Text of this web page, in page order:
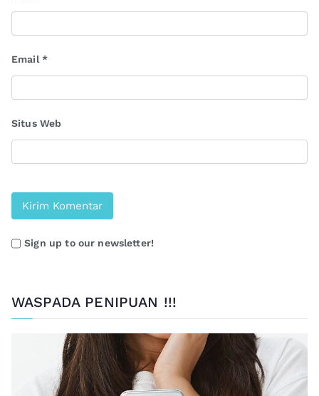
Email *
Situs Web
Sign up to our newsletter!
WASPADA PENIPUAN !!!